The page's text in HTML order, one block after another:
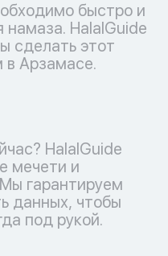
быстро и
HalalGuide
сделать этот
в Арзамасе.
HalalGuide
мечети и
гарантируем
данных, чтобы
под рукой.